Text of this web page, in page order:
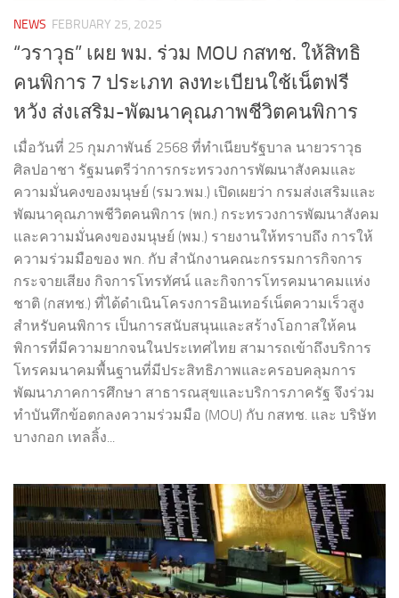
NEWS FEBRUARY 25, 2025
“วราวุธ” เผย พม. ร่วม MOU กสทช. ให้สิทธิ
คนพิการ 7 ประเภท ลงทะเบียนใช้เน็ตฟรี
หวัง ส่งเสริม-พัฒนาคุณภาพชีวิตคนพิการ
เมื่อวันที่ 25 กุมภาพันธ์ 2568 ที่ทำเนียบรัฐบาล นายวราวุธ
ศิลปอาชา รัฐมนตรีว่าการกระทรวงการพัฒนาสังคมและ
ความมั่นคงของมนุษย์ (รมว.พม.) เปิดเผยว่า กรมส่งเสริมและ
พัฒนาคุณภาพชีวิตคนพิการ (พก.) กระทรวงการพัฒนาสังคม
และความมั่นคงของมนุษย์ (พม.) รายงานให้ทราบถึง การให้
ความร่วมมือของ พก. กับ สำนักงานคณะกรรมการกิจการ
กระจายเสียง กิจการโทรทัศน์ และกิจการโทรคมนาคมแห่ง
ชาติ (กสทช.) ที่ได้ดำเนินโครงการอินเทอร์เน็ตความเร็วสูง
สำหรับคนพิการ เป็นการสนับสนุนและสร้างโอกาสให้คน
พิการที่มีความยากจนในประเทศไทย สามารถเข้าถึงบริการ
โทรคมนาคมพื้นฐานที่มีประสิทธิภาพและครอบคลุมการ
พัฒนาภาคการศึกษา สาธารณสุขและบริการภาครัฐ จึงร่วม
ทำบันทึกข้อตกลงความร่วมมือ (MOU) กับ กสทช. และ บริษัท
บางกอก เทลลิ้ง...